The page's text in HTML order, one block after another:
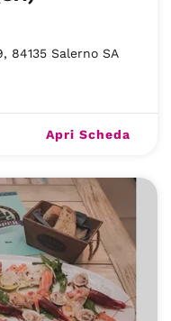
84135 Salerno SA
Apri Scheda